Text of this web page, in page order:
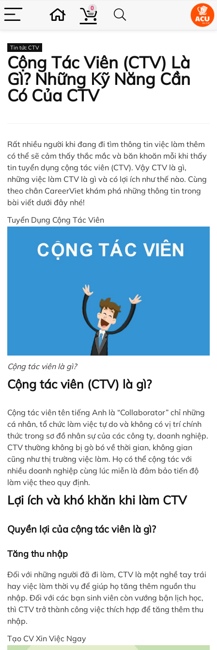
0
Tin tức CTV
Cộng Tác Viên (CTV) Là
Gì? Những Kỹ Năng Cần
Có Của CTV
Rất nhiều người khi đang đi tìm thông tin việc làm thêm
có thể sẽ cảm thấy thắc mắc và băn khoăn mỗi khi thấy
tin tuyển dụng cộng tác viên (CTV). Vậy CTV là gì,
những việc làm CTV là gì và có lợi ích như thế nào. Cùng
theo chân CareerViet khám phá những thông tin trong
bài viết dưới đây nhé!
Tuyển Dụng Cộng Tác Viên
Cộng tác viên là gì?
Cộng tác viên (CTV) là gì?
Cộng tác viên tên tiếng Anh là “Collaborator” chỉ những
cá nhân, tổ chức làm việc tự do và không có vị trí chính
thức trong sơ đồ nhân sự của các công ty, doanh nghiệp.
CTV thường không bị gò bó về thời gian, không gian
cũng như thị trường việc làm. Họ có thể cộng tác với
nhiều doanh nghiệp cùng lúc miễn là đảm bảo tiến độ
làm việc theo quy định.
Lợi ích và khó khăn khi làm CTV
Quyền lợi của cộng tác viên là gì?
Tăng thu nhập
Đối với những người đã đi làm, CTV là một nghề tay trái
hay việc làm thời vụ để giúp họ tăng thêm nguồn thu
nhập. Đối với các bạn sinh viên còn vướng bận lịch học,
thì CTV trở thành công việc thích hợp để tăng thêm thu
nhập.
Tạo CV Xin Việc Ngay